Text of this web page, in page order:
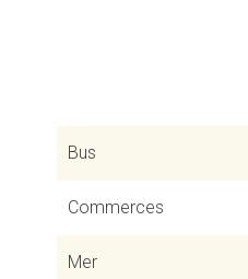
Bus
Commerces
Mer